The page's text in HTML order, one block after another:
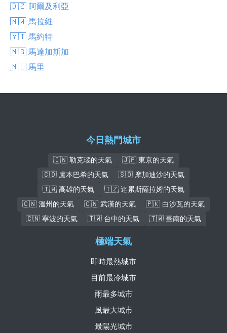
🇩🇿 阿爾及利亞
🇲🇼 馬拉維
🇾🇹 馬約特
🇲🇬 馬達加斯加
🇲🇱 馬里
今日熱門城市
🇮🇳 勒克瑙的天氣
🇯🇵 東京的天氣
🇨🇩 盧本巴希的天氣
🇸🇴 摩加迪沙的天氣
🇹🇼 高雄的天氣
🇹🇿 達累斯薩拉姆的天氣
🇨🇳 溫州的天氣
🇨🇳 武漢的天氣
🇵🇰 白沙瓦的天氣
🇨🇳 寧波的天氣
🇹🇼 台中的天氣 🇹🇼 臺南的天氣
極端天氣
即時最熱城市
目前最冷城市
雨最多城市
風最大城市
最陽光城市